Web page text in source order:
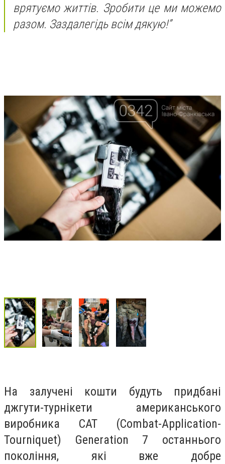
врятуємо життів. Зробити це ми можемо
разом. Заздалегідь всім дякую!”
На залучені кошти будуть придбані
джгути-турнікети американського
виробника CAT (Combat-Application-
Tourniquet) Generation 7 останнього
покоління, які вже добре